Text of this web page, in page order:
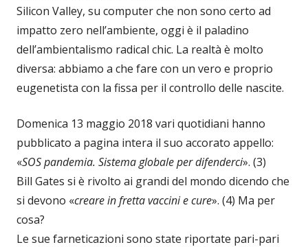
Silicon Valley, su computer che non sono certo ad
impatto zero nell’ambiente, oggi è il paladino
dell’ambientalismo radical chic. La realtà è molto
diversa: abbiamo a che fare con un vero e proprio
eugenetista con la fissa per il controllo delle nascite.
Domenica 13 maggio 2018 vari quotidiani hanno
pubblicato a pagina intera il suo accorato appello:
«SOS pandemia. Sistema globale per difenderci». (3)
Bill Gates si è rivolto ai grandi del mondo dicendo che
si devono «creare in fretta vaccini e cure». (4) Ma per
cosa?
Le sue farneticazioni sono state riportate pari-pari